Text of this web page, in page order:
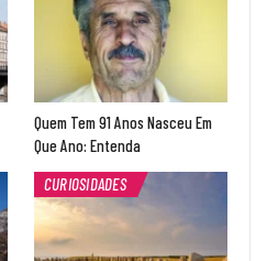
Quem Tem 91 Anos Nasceu Em
Que Ano: Entenda
CURIOSIDADES